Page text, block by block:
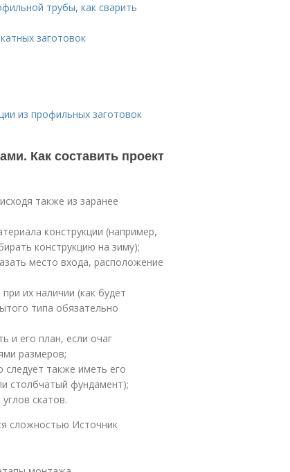
трубы, как сварить
заготовок
из профильных заготовок
Как составить проект
также из заранее
конструкции (например,
конструкцию на зиму);
место входа, расположение
их наличии (как будет
типа обязательно
и его план, если очаг
размеров;
также иметь его
столбчатый фундамент);
скатов.
сложностью Источник